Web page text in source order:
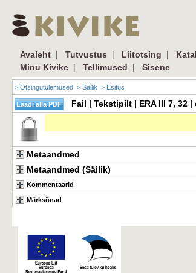
Avaleht | Tutvustus | Liitotsing |
Minu Kivike | Tellimused | Sisene
> Otsingutulemused > Säilik > Esitus
Fail | Tekstipilt | ERA III 7, 32 |
Metaandmed
Metaandmed (Säilik)
Kommentaarid
Märksõnad